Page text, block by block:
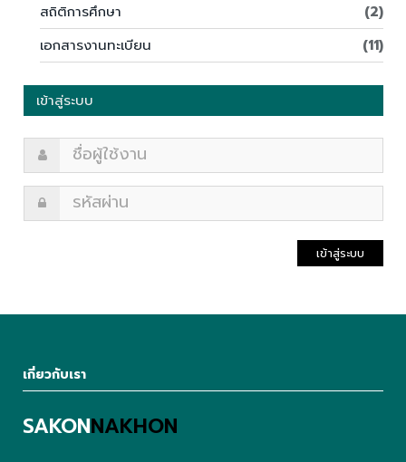
สถิติการศึกษา
(2)
เอกสารงานทะเบียน
(11)
เข้าสู่ระบบ
เข้าสู่ระบบ
เกี่ยวกับเรา
SAKONNAKHON